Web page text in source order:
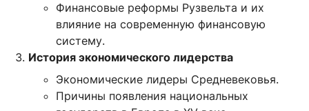
Финансовые реформы Рузвельта и их
влияние на современную финансовую
систему.
История экономического лидерства
Экономические лидеры Средневековья.
Причины появления национальных